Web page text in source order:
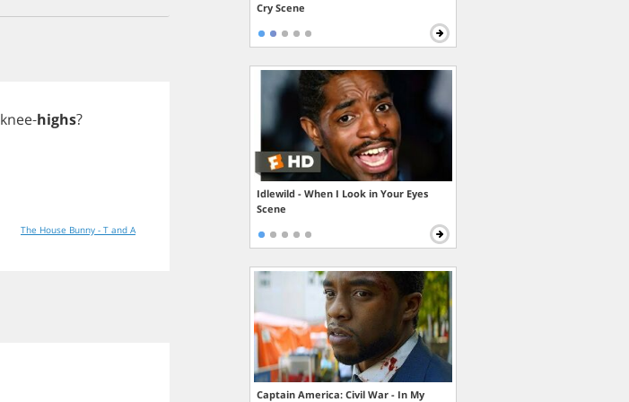
knee-highs?
The House Bunny - T and A
Cry Scene
Idlewild - When I Look in Your Eyes
Scene
Captain America: Civil War - In My